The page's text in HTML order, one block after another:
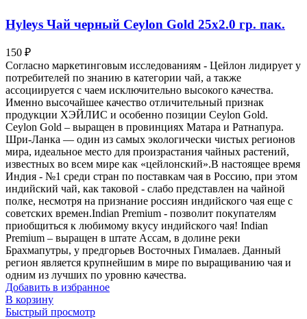
Hyleys Чай черный Ceylon Gold 25х2.0 гр. пак.
150 ₽
Согласно маркетинговым исследованиям - Цейлон лидирует у
потребителей по знанию в категории чай, а также
ассоциируется с чаем исключительно высокого качества.
Именно высочайшее качество отличительный признак
продукции ХЭЙЛИС и особенно позиции Ceylon Gold.
Ceylon Gold – выращен в провинциях Матара и Ратнапура.
Шри-Ланка — один из самых экологически чистых регионов
мира, идеальное место для произрастания чайных растений,
известных во всем мире как «цейлонский».В настоящее время
Индия - №1 среди стран по поставкам чая в Россию, при этом
индийский чай, как таковой - слабо представлен на чайной
полке, несмотря на признание россиян индийского чая еще с
советских времен.Indian Premium - позволит покупателям
приобщиться к любимому вкусу индийского чая! Indian
Premium – выращен в штате Ассам, в долине реки
Брахмапутры, у предгорьев Восточных Гималаев. Данный
регион является крупнейшим в мире по выращиванию чая и
одним из лучших по уровню качества.
Добавить в избранное
В корзину
Быстрый просмотр